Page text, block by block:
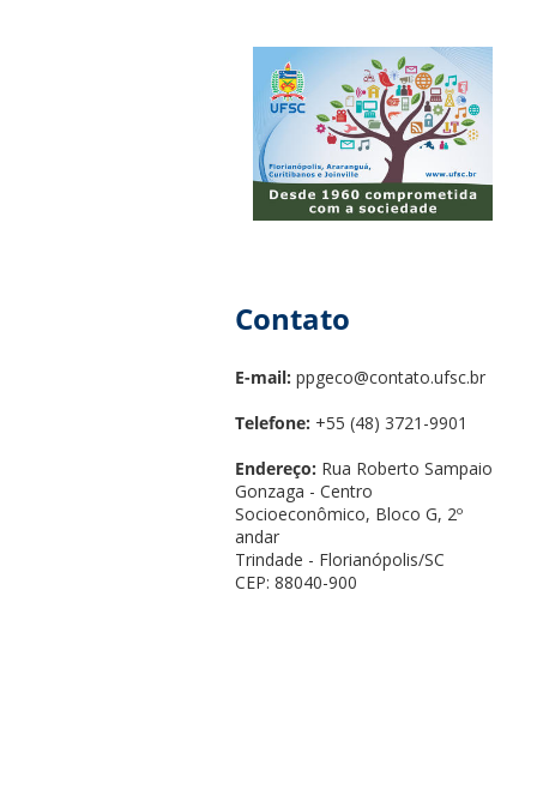
Contato
E-mail: ppgeco@contato.ufsc.br
Telefone: +55 (48) 3721-9901
Endereço: Rua Roberto Sampaio
Gonzaga - Centro
Socioeconômico, Bloco G, 2º
andar
Trindade - Florianópolis/SC
CEP: 88040-900